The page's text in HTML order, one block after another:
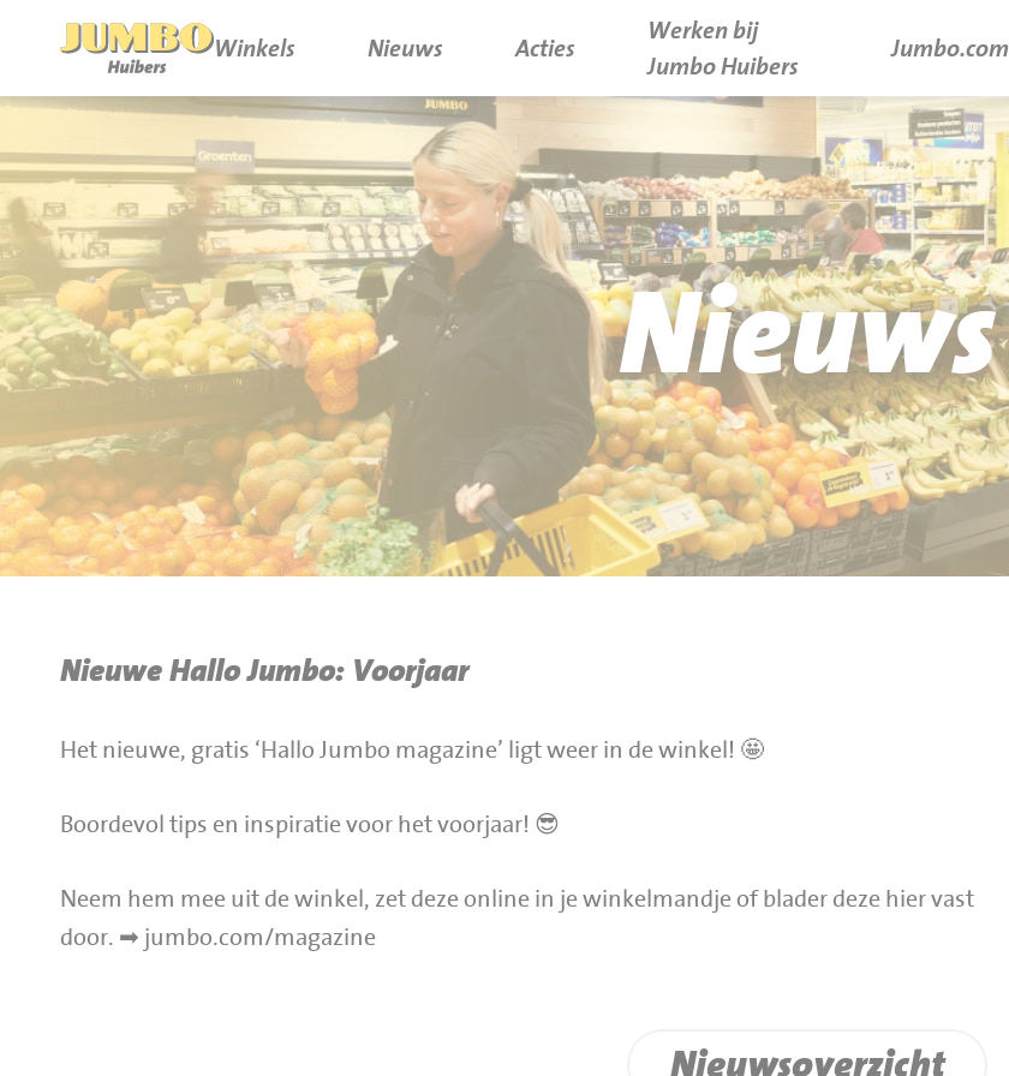
Winkels Nieuws Acties
Werken bij
Jumbo Huibers
Jumbo.com
P.W.A. Park
Bruïneplein
Petenbos
Nieuws
Acties
Werken bij Jumbo Huibers
Vacatures en Solliciteren
Werken en leren
Jumbo.com
BBQ gigant webshop
Nieuws
Nieuwe Hallo Jumbo: Voorjaar
Het nieuwe, gratis ‘Hallo Jumbo magazine’ ligt weer in de winkel! 🤩
Boordevol tips en inspiratie voor het voorjaar! 😎
Neem hem mee uit de winkel, zet deze online in je winkelmandje of blader deze hier vast
door. ➡ jumbo.com/magazine
Nieuwsoverzicht